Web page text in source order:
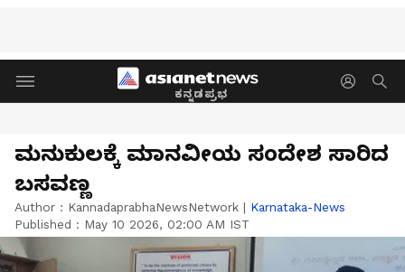
ಕನ್ನಡಪ್ರಭ
ಮನುಕುಲಕ್ಕೆ ಮಾನವೀಯ ಸಂದೇಶ ಸಾರಿದ
ಬಸವಣ್ಣ
Author : KannadaprabhaNewsNetwork | Karnataka-News
Published : May 10 2026, 02:00 AM IST